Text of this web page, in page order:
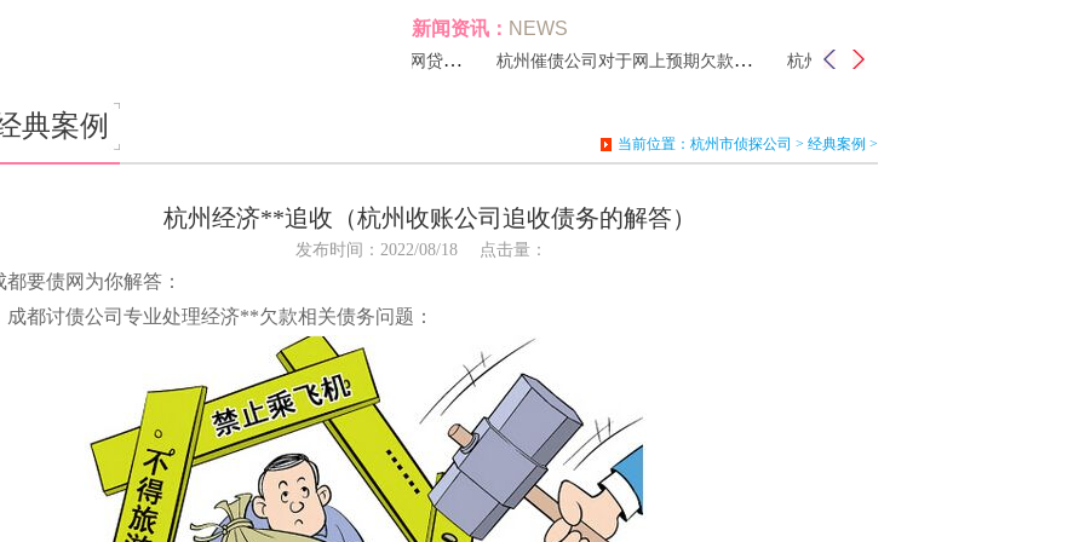
新闻资讯： NEWS
杭州讨债公司专业合法收费网贷欠款债务 杭州催债公司对于网上预期欠款债务进行 杭州讨债公司工作报告亮点有哪些？
典案例
当前位置： 杭州市侦探公司 > 经典案例 >
杭州经济**追收（杭州收账公司追收债务的解答）
发布时间：2022/08/18 点击量：
都要债网为你解答：
都讨债公司专业处理经济**欠款相关债务问题：